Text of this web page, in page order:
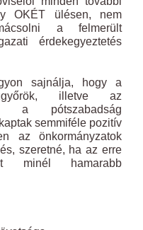
OKÉT ülésen, nem
a felmerült
érdekegyeztetés
sajnálja, hogy a
illetve az
a pótszabadság
semmiféle pozitív
az önkormányzatok
szeretné, ha az erre
minél hamarabb